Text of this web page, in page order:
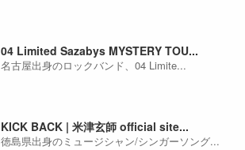
04 Limited Sazabys MYSTERY TOU...
名古屋出身のロックバンド、04 Limite...
KICK BACK | 米津玄師 official site...
徳島県出身のミュージシャン/シンガーソング...